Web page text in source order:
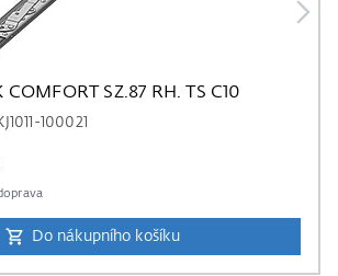
COMFORT SZ.87 RH. TS C10
100021
Do nákupního košíku